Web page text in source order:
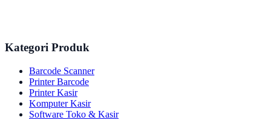
Kategori Produk
Barcode Scanner
Printer Barcode
Printer Kasir
Komputer Kasir
Software Toko & Kasir